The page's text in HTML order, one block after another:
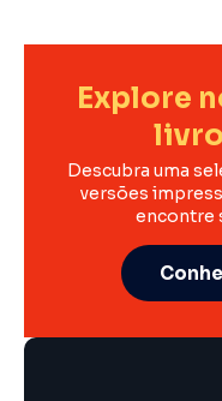
Explore
Descubra uma
versões
encontre